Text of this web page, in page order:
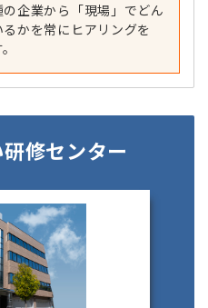
企業から「現場」でどん
かを常にヒアリングを
修センター